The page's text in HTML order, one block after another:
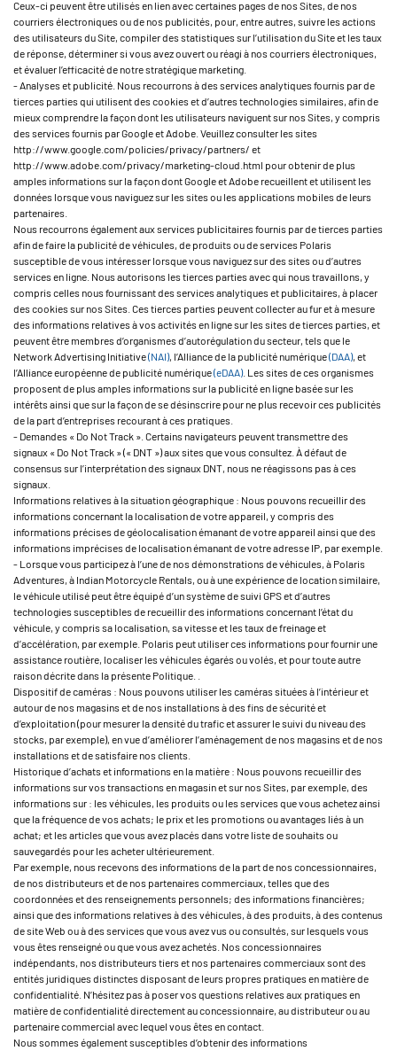
Ceux-ci peuvent être utilisés en lien avec certaines pages de nos Sites, de nos
courriers électroniques ou de nos publicités, pour, entre autres, suivre les actions
des utilisateurs du Site, compiler des statistiques sur l’utilisation du Site et les taux
de réponse, déterminer si vous avez ouvert ou réagi à nos courriers électroniques,
et évaluer l’efficacité de notre stratégique marketing.
- Analyses et publicité. Nous recourrons à des services analytiques fournis par de
tierces parties qui utilisent des cookies et d’autres technologies similaires, afin de
mieux comprendre la façon dont les utilisateurs naviguent sur nos Sites, y compris
des services fournis par Google et Adobe. Veuillez consulter les sites
http://www.google.com/policies/privacy/partners/ et
http://www.adobe.com/privacy/marketing-cloud.html pour obtenir de plus
amples informations sur la façon dont Google et Adobe recueillent et utilisent les
données lorsque vous naviguez sur les sites ou les applications mobiles de leurs
partenaires.
Nous recourrons également aux services publicitaires fournis par de tierces parties
afin de faire la publicité de véhicules, de produits ou de services Polaris
susceptible de vous intéresser lorsque vous naviguez sur des sites ou d’autres
services en ligne. Nous autorisons les tierces parties avec qui nous travaillons, y
compris celles nous fournissant des services analytiques et publicitaires, à placer
des cookies sur nos Sites. Ces tierces parties peuvent collecter au fur et à mesure
des informations relatives à vos activités en ligne sur les sites de tierces parties, et
peuvent être membres d’organismes d’autorégulation du secteur, tels que le
Network Advertising Initiative(NAI), l’Alliance de la publicité numérique(DAA), et
l’Alliance européenne de publicité numérique(eDAA). Les sites de ces organismes
proposent de plus amples informations sur la publicité en ligne basée sur les
intérêts ainsi que sur la façon de se désinscrire pour ne plus recevoir ces publicités
de la part d’entreprises recourant à ces pratiques.
- Demandes « Do Not Track ». Certains navigateurs peuvent transmettre des
signaux « Do Not Track » (« DNT ») aux sites que vous consultez. À défaut de
consensus sur l’interprétation des signaux DNT, nous ne réagissons pas à ces
signaux.
Informations relatives à la situation géographique : Nous pouvons recueillir des
informations concernant la localisation de votre appareil, y compris des
informations précises de géolocalisation émanant de votre appareil ainsi que des
informations imprécises de localisation émanant de votre adresse IP, par exemple.
- Lorsque vous participez à l’une de nos démonstrations de véhicules, à Polaris
Adventures, à Indian Motorcycle Rentals, ou à une expérience de location similaire,
le véhicule utilisé peut être équipé d’un système de suivi GPS et d’autres
technologies susceptibles de recueillir des informations concernant l’état du
véhicule, y compris sa localisation, sa vitesse et les taux de freinage et
d’accélération, par exemple. Polaris peut utiliser ces informations pour fournir une
assistance routière, localiser les véhicules égarés ou volés, et pour toute autre
raison décrite dans la présente Politique. .
Dispositif de caméras : Nous pouvons utiliser les caméras situées à l’intérieur et
autour de nos magasins et de nos installations à des fins de sécurité et
d’exploitation (pour mesurer la densité du trafic et assurer le suivi du niveau des
stocks, par exemple), en vue d’améliorer l’aménagement de nos magasins et de nos
installations et de satisfaire nos clients.
Historique d’achats et informations en la matière : Nous pouvons recueillir des
informations sur vos transactions en magasin et sur nos Sites, par exemple, des
informations sur : les véhicules, les produits ou les services que vous achetez ainsi
que la fréquence de vos achats; le prix et les promotions ou avantages liés à un
achat; et les articles que vous avez placés dans votre liste de souhaits ou
sauvegardés pour les acheter ultérieurement.
Par exemple, nous recevons des informations de la part de nos concessionnaires,
de nos distributeurs et de nos partenaires commerciaux, telles que des
coordonnées et des renseignements personnels; des informations financières;
ainsi que des informations relatives à des véhicules, à des produits, à des contenus
de site Web ou à des services que vous avez vus ou consultés, sur lesquels vous
vous êtes renseigné ou que vous avez achetés. Nos concessionnaires
indépendants, nos distributeurs tiers et nos partenaires commerciaux sont des
entités juridiques distinctes disposant de leurs propres pratiques en matière de
confidentialité. N’hésitez pas à poser vos questions relatives aux pratiques en
matière de confidentialité directement au concessionnaire, au distributeur ou au
partenaire commercial avec lequel vous êtes en contact.
Nous sommes également susceptibles d’obtenir des informations